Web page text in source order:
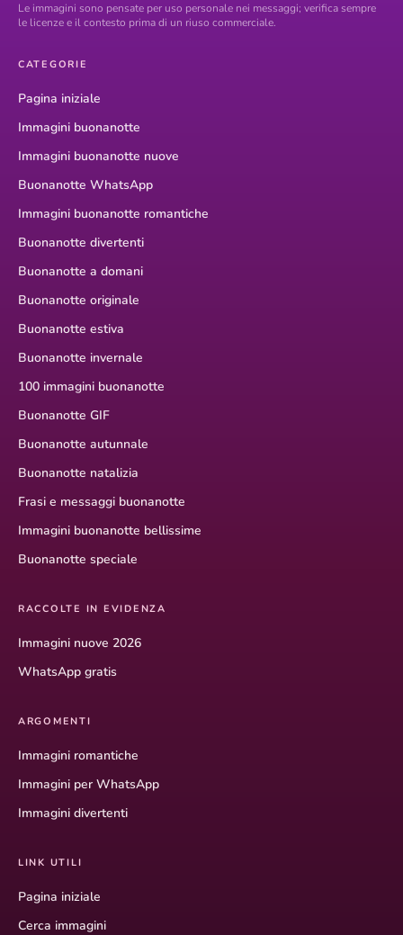
Le immagini sono pensate per uso personale nei messaggi; verifica sempre
le licenze e il contesto prima di un riuso commerciale.
CATEGORIE
Pagina iniziale
Immagini buonanotte
Immagini buonanotte nuove
Buonanotte WhatsApp
Immagini buonanotte romantiche
Buonanotte divertenti
Buonanotte a domani
Buonanotte originale
Buonanotte estiva
Buonanotte invernale
100 immagini buonanotte
Buonanotte GIF
Buonanotte autunnale
Buonanotte natalizia
Frasi e messaggi buonanotte
Immagini buonanotte bellissime
Buonanotte speciale
RACCOLTE IN EVIDENZA
Immagini nuove 2026
WhatsApp gratis
ARGOMENTI
Immagini romantiche
Immagini per WhatsApp
Immagini divertenti
LINK UTILI
Pagina iniziale
Cerca immagini